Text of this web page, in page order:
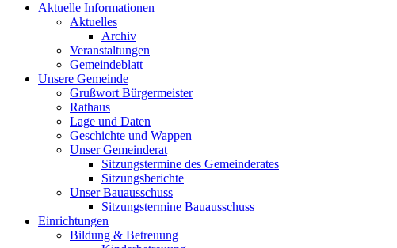
Aktuelle Informationen
Aktuelles
Archiv
Veranstaltungen
Gemeindeblatt
Unsere Gemeinde
Grußwort Bürgermeister
Rathaus
Lage und Daten
Geschichte und Wappen
Unser Gemeinderat
Sitzungstermine des Gemeinderates
Sitzungsberichte
Unser Bauausschuss
Sitzungstermine Bauausschuss
Einrichtungen
Bildung & Betreuung